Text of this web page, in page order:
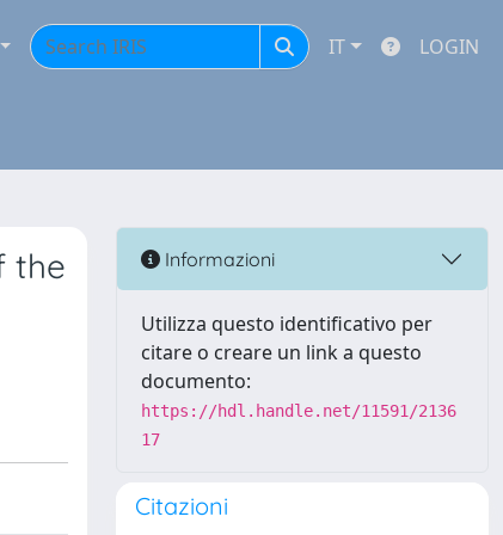
IT LOGIN
the
Informazioni
Utilizza questo identificativo per
citare o creare un link a questo
documento:
https://hdl.handle.net/11591/2136
17
Citazioni